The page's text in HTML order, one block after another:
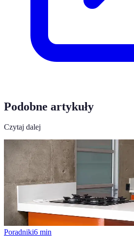
Podobne artykuły
Czytaj dalej
Poradniki6 min